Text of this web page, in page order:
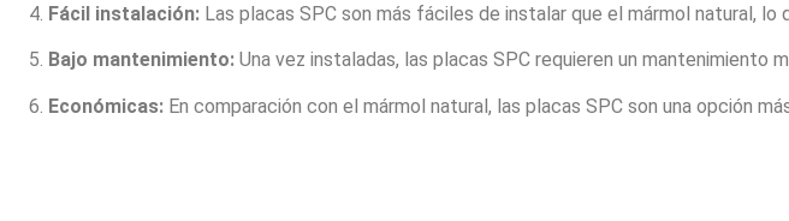
Fácil instalación: Las placas SPC son más fáciles de instalar que el mármol natural, lo
Bajo mantenimiento: Una vez instaladas, las placas SPC requieren un
Económicas: En comparación con el mármol natural, las placas SPC son una opción